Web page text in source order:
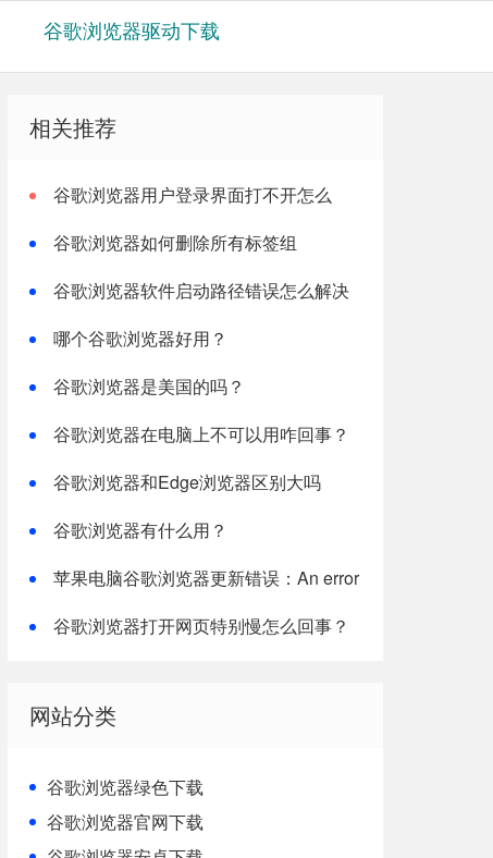
谷歌浏览器驱动下载
相关推荐
谷歌浏览器用户登录界面打不开怎么
谷歌浏览器如何删除所有标签组
谷歌浏览器软件启动路径错误怎么解决
哪个谷歌浏览器好用？
谷歌浏览器是美国的吗？
谷歌浏览器在电脑上不可以用咋回事？
谷歌浏览器和Edge浏览器区别大吗
谷歌浏览器有什么用？
苹果电脑谷歌浏览器更新错误：An error
谷歌浏览器打开网页特别慢怎么回事？
网站分类
谷歌浏览器绿色下载
谷歌浏览器官网下载